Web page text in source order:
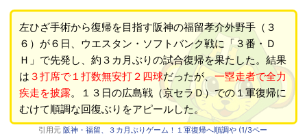
左ひざ手術から復帰を目指す阪神の福留孝介外野手（３
６）が６日、ウエスタン・ソフトバンク戦に「３番・Ｄ
Ｈ」で先発し、約３カ月ぶりの試合復帰を果たした。結果
は ３打席で１打数無安打２四球だったが、一塁走者で全力
疾走を披露。１３日の広島戦（京セラＤ）での１軍復帰に
むけて順調な回復ぶりをアピールした。
引用元 阪神・福留、３カ月ぶりゲーム！１軍復帰へ順調や (1/3ペー